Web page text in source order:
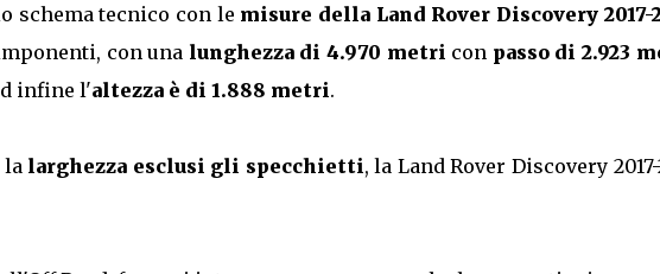
schema tecnico con le misure della Land Rover Discovery 2017-
con una lunghezza di 4.970 metri con passo di 2.923
infine l'altezza è di 1.888 metri.
la larghezza esclusi gli specchietti, la Land Rover Discovery 2017-